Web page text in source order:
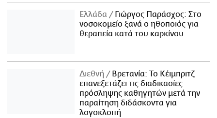
Ελλάδα
Γιώργος Παράσχος: Στο
νοσοκομείο ξανά ο ηθοποιός για
θεραπεία κατά του καρκίνου
Διεθνή
Βρετανία: Το Κέιμπριτζ
επανεξετάζει τις διαδικασίες
πρόσληψης καθηγητών μετά την
παραίτηση διδάσκοντα για
λογοκλοπή